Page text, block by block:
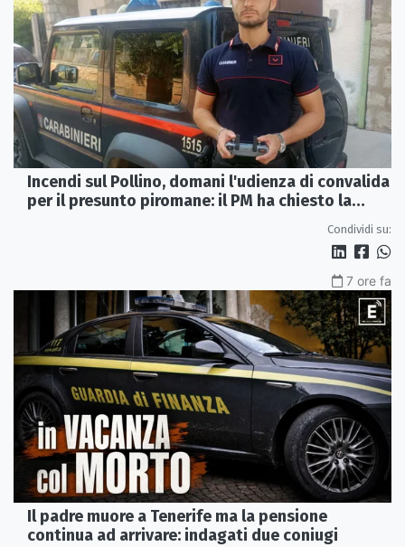
Incendi sul Pollino, domani l'udienza di convalida
per il presunto piromane: il PM ha chiesto la
Condividi su:
7 ore fa
Il padre muore a Tenerife ma la pensione
continua ad arrivare: indagati due coniugi